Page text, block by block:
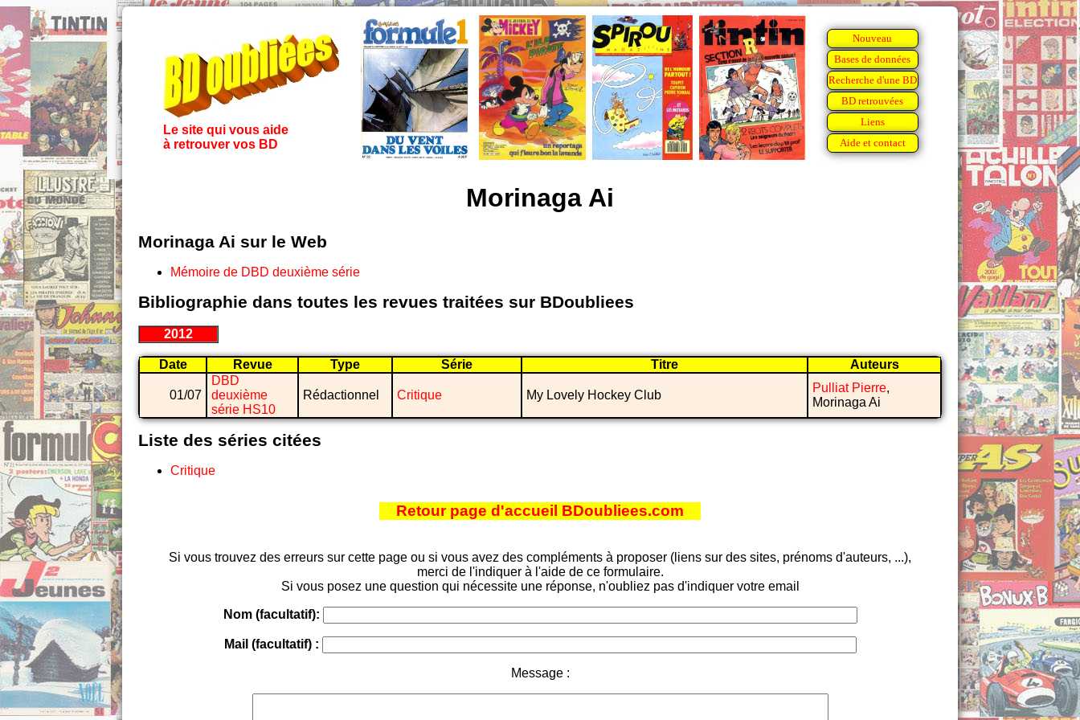
Le site qui vous aide
à retrouver vos BD
Nouveau
Bases de données
Recherche d'une BD
BD retrouvées
Liens
Aide et contact
Morinaga Ai
Morinaga Ai sur le Web
Mémoire de DBD deuxième série
Bibliographie dans toutes les revues traitées sur BDoubliees
2012
Date Revue Type Série Titre Auteurs
01/07
DBD
deuxième
série HS10
Rédactionnel Critique My Lovely Hockey Club
Pulliat Pierre,
Morinaga Ai
Liste des séries citées
Critique
Retour page d'accueil BDoubliees.com
Si vous trouvez des erreurs sur cette page ou si vous avez des compléments à proposer (liens sur des sites, prénoms d'auteurs, ...),
merci de l'indiquer à l'aide de ce formulaire.
Si vous posez une question qui nécessite une réponse, n'oubliez pas d'indiquer votre email
Nom (facultatif):
Mail (facultatif) :
Message :